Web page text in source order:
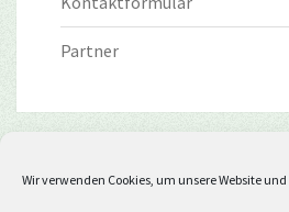
Wir verwenden Cookies, um unsere Website
Partner